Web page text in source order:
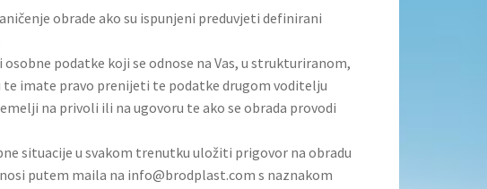
obrade ako su ispunjeni preduvjeti definirani
podatke koji se odnose na Vas, u strukturiranom,
imate pravo prenijeti te podatke drugom voditelju
na privoli ili na ugovoru te ako se obrada provodi
situacije u svakom trenutku uložiti prigovor na obradu
putem maila na info@brodplast.com s naznakom